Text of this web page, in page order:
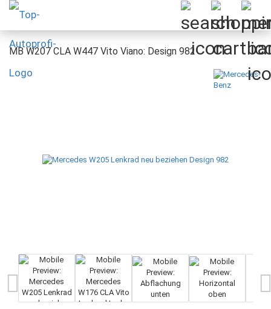
MB W207 CLA W447 Vito Viano: Design 982